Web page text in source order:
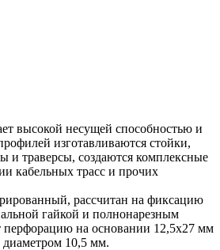
высокой несущей способностью и
изготавливаются стойки,
и траверсы, создаются комплексные
кабельных трасс и прочих
рассчитан на фиксацию
гайкой и полнонарезным
на основании 12,5х27 мм
10,5 мм.